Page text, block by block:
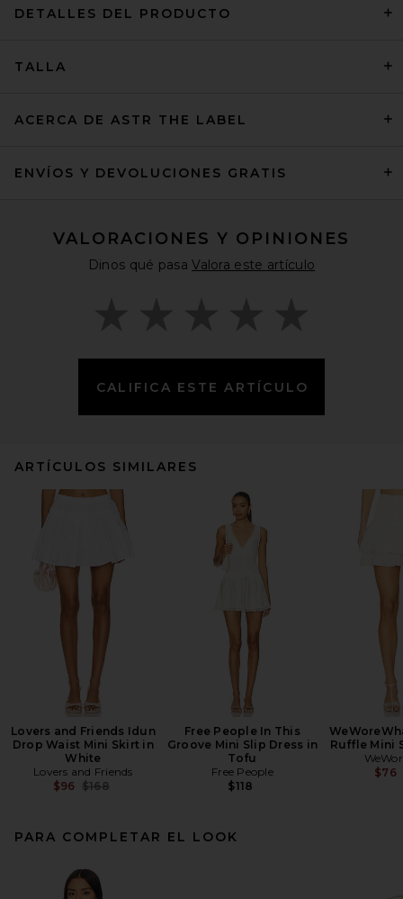
DETALLES DEL PRODUCTO
TALLA
ACERCA DE ASTR THE LABEL
ENVÍOS Y DEVOLUCIONES GRATIS
VALORACIONES Y OPINIONES
Dinos qué pasaValora este artículo
CALIFICA ESTE ARTÍCULO
ARTÍCULOS SIMILARES
Lovers and Friends Idun
Drop Waist Mini Skirt in
White
Lovers and Friends
$96 Previous price:
$168
Free People In This
Groove Mini Slip Dress in
Tofu
Free People
$118
Ruffle Mini
$76
PARA COMPLETAR EL LOOK